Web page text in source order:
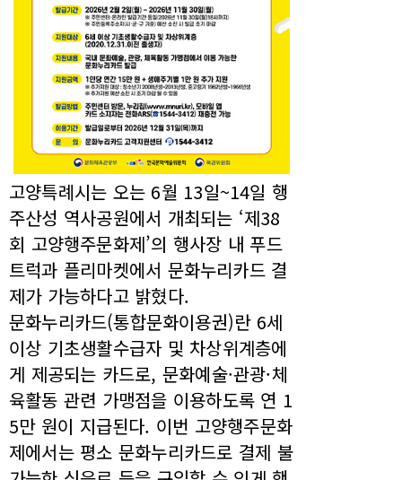
고양특례시는 오는 6월 13일~14일 행
주산성 역사공원에서 개최되는 ‘제38
회 고양행주문화제’의 행사장 내 푸드
트럭과 플리마켓에서 문화누리카드 결
제가 가능하다고 밝혔다.
문화누리카드(통합문화이용권)란 6세
이상 기초생활수급자 및 차상위계층에
게 제공되는 카드로, 문화예술·관광·체
육활동 관련 가맹점을 이용하도록 연 1
5만 원이 지급된다. 이번 고양행주문화
제에서는 평소 문화누리카드로 결제 불